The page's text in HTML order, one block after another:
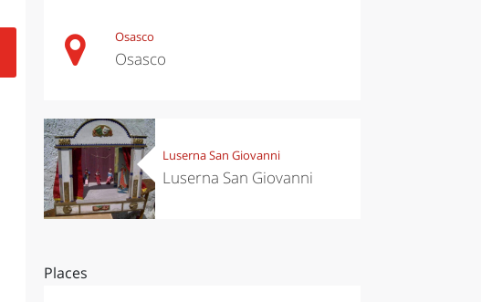
Osasco
Osasco
Luserna San Giovanni
Luserna San Giovanni
Places